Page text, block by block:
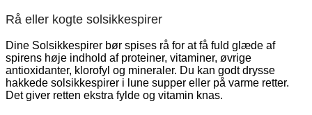
Rå eller kogte solsikkespirer
Dine Solsikkespirer bør spises rå for at få fuld glæde af
spirens høje indhold af proteiner, vitaminer, øvrige
antioxidanter, klorofyl og mineraler. Du kan godt drysse
hakkede solsikkespirer i lune supper eller på varme retter.
Det giver retten ekstra fylde og vitamin knas.